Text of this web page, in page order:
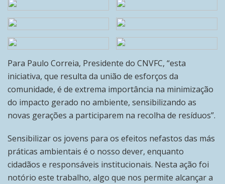
Para Paulo Correia, Presidente do CNVFC, “esta
iniciativa, que resulta da união de esforços da
comunidade, é de extrema importância na minimização
do impacto gerado no ambiente, sensibilizando as
novas gerações a participarem na recolha de resíduos”.
Sensibilizar os jovens para os efeitos nefastos das más
práticas ambientais é o nosso dever, enquanto
cidadãos e responsáveis institucionais. Nesta ação foi
notório este trabalho, algo que nos permite alcançar a